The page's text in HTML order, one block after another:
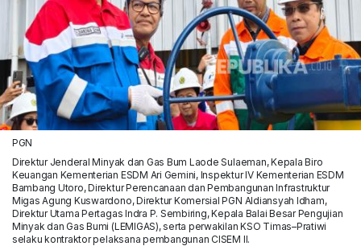
PGN
Direktur Jenderal Minyak dan Gas Bum Laode Sulaeman, Kepala Biro
Keuangan Kementerian ESDM Ari Gemini, Inspektur IV Kementerian ESDM
Bambang Utoro, Direktur Perencanaan dan Pembangunan Infrastruktur
Migas Agung Kuswardono, Direktur Komersial PGN Aldiansyah Idham,
Direktur Utama Pertagas Indra P. Sembiring, Kepala Balai Besar Pengujian
Minyak dan Gas Bumi (LEMIGAS), serta perwakilan KSO Timas–Pratiwi
selaku kontraktor pelaksana pembangunan CISEM II.